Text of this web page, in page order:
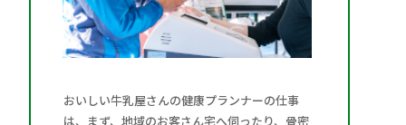
おいしい牛乳屋さんの健康プランナーの仕事
は、まず、地域のお客さん宅へ伺ったり、骨密